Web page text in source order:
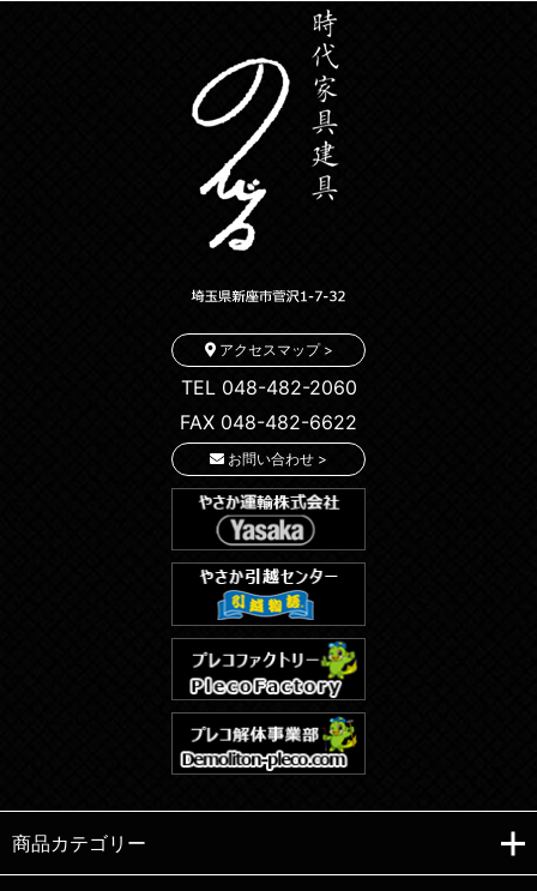
アクセスマップ >
TEL 048-482-2060
FAX 048-482-6622
お問い合わせ >
商品カテゴリー